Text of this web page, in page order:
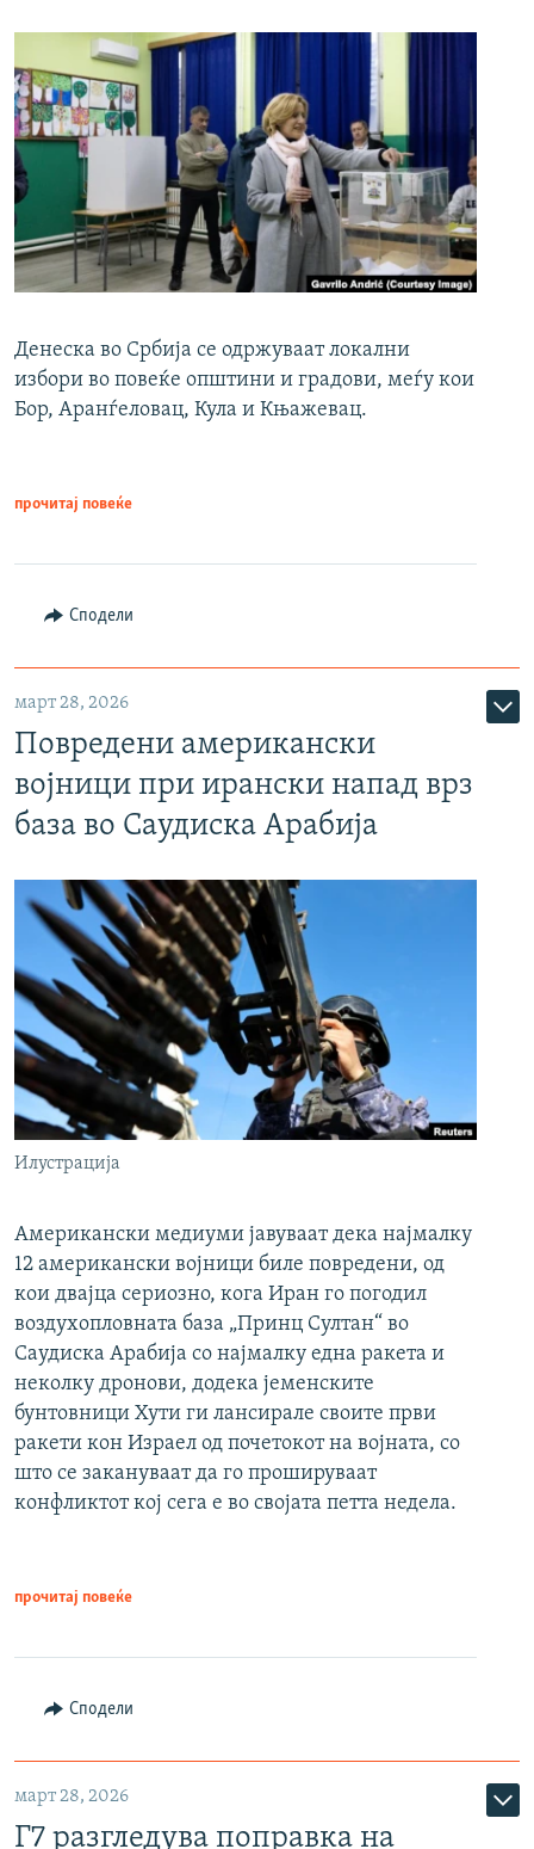
Денеска во Србија се одржуваат локални
избори во повеќе општини и градови, меѓу кои
Бор, Аранѓеловац, Кула и Књажевац.
прочитај повеќе
Сподели
март 28, 2026
Повредени американски
војници при ирански напад врз
база во Саудиска Арабија
Илустрација
Американски медиуми јавуваат дека најмалку
12 американски војници биле повредени, од
кои двајца сериозно, кога Иран го погодил
воздухопловната база „Принц Султан“ во
Саудиска Арабија со најмалку една ракета и
неколку дронови, додека јеменските
бунтовници Хути ги лансирале своите први
ракети кон Израел од почетокот на војната, со
што се закануваат да го прошируваат
конфликтот кој сега е во својата петта недела.
прочитај повеќе
Сподели
март 28, 2026
Г7 разгледува поправка на